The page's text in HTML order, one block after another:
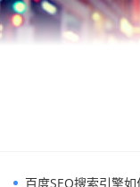
百度SEO搜索引擎